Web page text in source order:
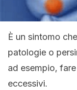
È un sintomo
patologie o
ad esempio,
eccessivi.